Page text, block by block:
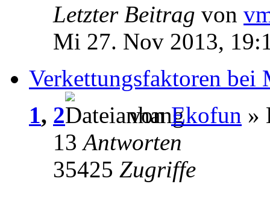
Letzter Beitrag von
Mi 27. Nov 2013,
Verkettungsfaktoren bei
1, 2 vonEkofun »
13Antworten
35425 Zugriffe